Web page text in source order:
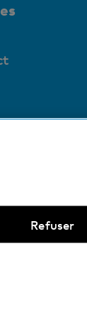
Refuser